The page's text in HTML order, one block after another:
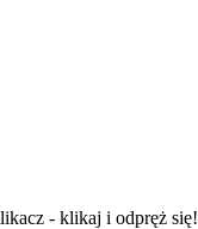
- klikaj i odpręż się!